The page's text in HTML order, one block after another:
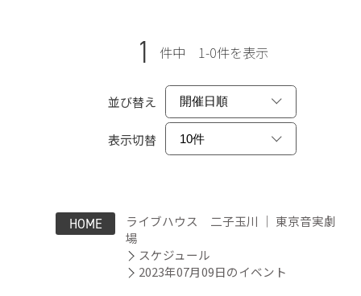
1 件中 1-0件を表示
並び替え
表示切替
HOME
ライブハウス 二子玉川 ｜ 東京音実劇
場
スケジュール
2023年07月09日のイベント